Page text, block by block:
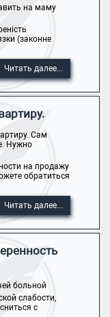
на маму
(законне
Читать далее...
Сам
Нужно
на продажу
обратиться
Читать далее...
больной
слабости,
с